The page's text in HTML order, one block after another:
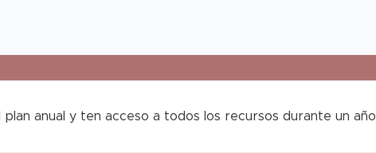
plan anual y ten acceso a todos los recursos durante un año